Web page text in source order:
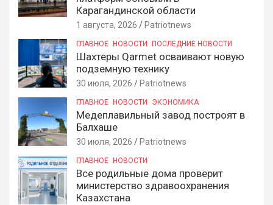
Карагандинской области
1 августа, 2026 Patriotnews
ГЛАВНОЕ НОВОСТИ ПОСЛЕДНИЕ НОВОСТИ
Шахтеры Qarmet осваивают новую
подземную технику
30 июля, 2026 Patriotnews
ГЛАВНОЕ НОВОСТИ ЭКОНОМИКА
Медеплавильный завод построят в
Балхаше
30 июля, 2026 Patriotnews
ГЛАВНОЕ НОВОСТИ
Все родильные дома проверит
министерство здравоохранения
Казахстана